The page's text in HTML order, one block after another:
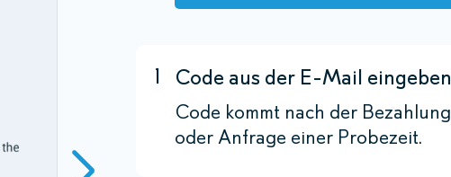
1 Code aus der E-Mail eingeben
Code kommt nach der Bezahlung
oder Anfrage einer Probezeit.